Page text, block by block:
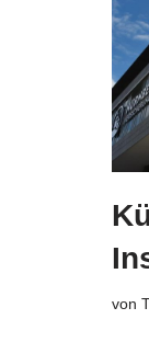
von